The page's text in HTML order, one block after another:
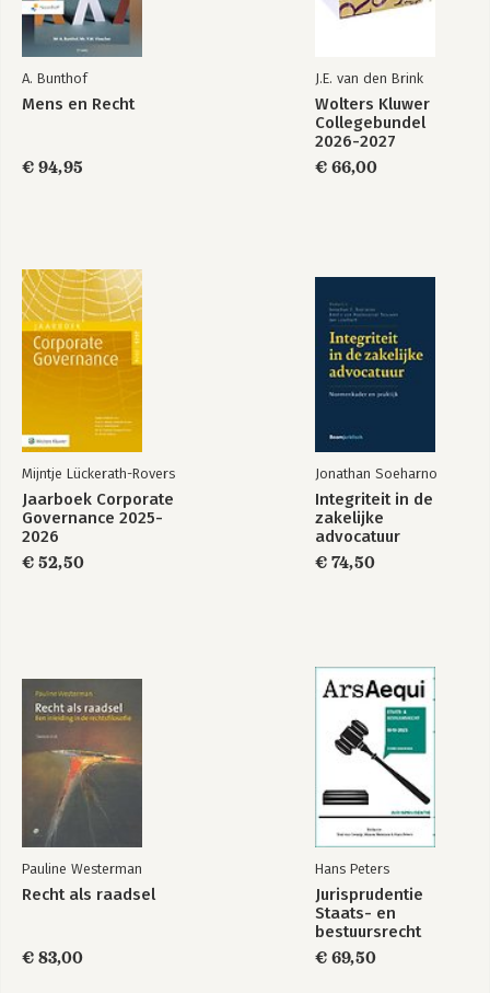
Consumentenrecht
Bekijk alle boeken
A. Bunthof
Mens en Recht
€ 94,95
J.E. van den Brink
Wolters Kluwer
Collegebundel
2026-2027
€ 66,00
Mijntje Lückerath-Rovers
Jaarboek Corporate
Governance 2025-
2026
€ 52,50
Jonathan Soeharno
Integriteit in de
zakelijke
advocatuur
€ 74,50
Pauline Westerman
Recht als raadsel
€ 83,00
Hans Peters
Jurisprudentie
Staats- en
bestuursrecht
1849-2025
€ 69,50